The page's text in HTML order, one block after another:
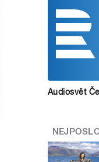
Audiosvět